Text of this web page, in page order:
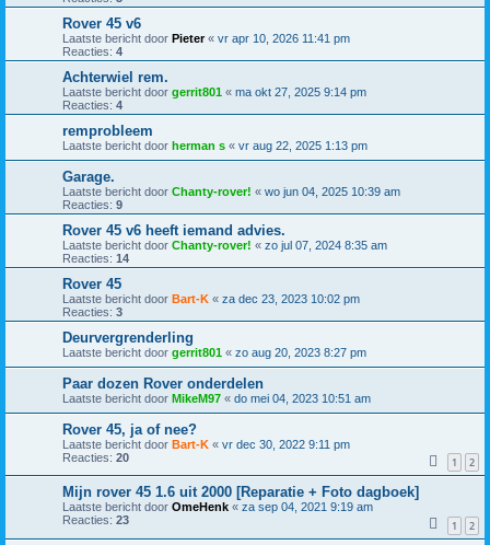
Rover 45 v6
Laatste bericht door Pieter« vr apr 10, 2026 11:41 pm
Reacties: 4
Achterwiel rem.
Laatste bericht door gerrit801 « ma okt 27, 2025 9:14 pm
Reacties: 4
remprobleem
Laatste bericht door herman s « vr aug 22, 2025 1:13 pm
Garage.
Laatste bericht door Chanty-rover! « wo jun 04, 2025 10:39 am
Reacties: 9
Rover 45 v6 heeft iemand advies.
Laatste bericht door Chanty-rover! « zo jul 07, 2024 8:35 am
Reacties: 14
Rover 45
Laatste bericht door Bart-K « za dec 23, 2023 10:02 pm
Reacties: 3
Deurvergrenderling
Laatste bericht door gerrit801 « zo aug 20, 2023 8:27 pm
Paar dozen Rover onderdelen
Laatste bericht door MikeM97 « do mei 04, 2023 10:51 am
Rover 45, ja of nee?
Laatste bericht door Bart-K « vr dec 30, 2022 9:11 pm
Reacties: 20 1 2
Mijn rover 45 1.6 uit 2000 [Reparatie + Foto dagboek]
Laatste bericht door OmeHenk « za sep 04, 2021 9:19 am
Reacties: 23 1 2